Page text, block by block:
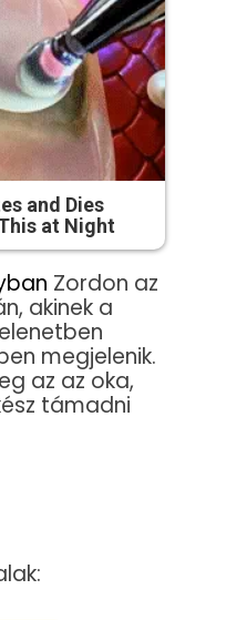
and Dies
at Night
Zordon az
akinek a
megjelenik.
az az oka,
támadni